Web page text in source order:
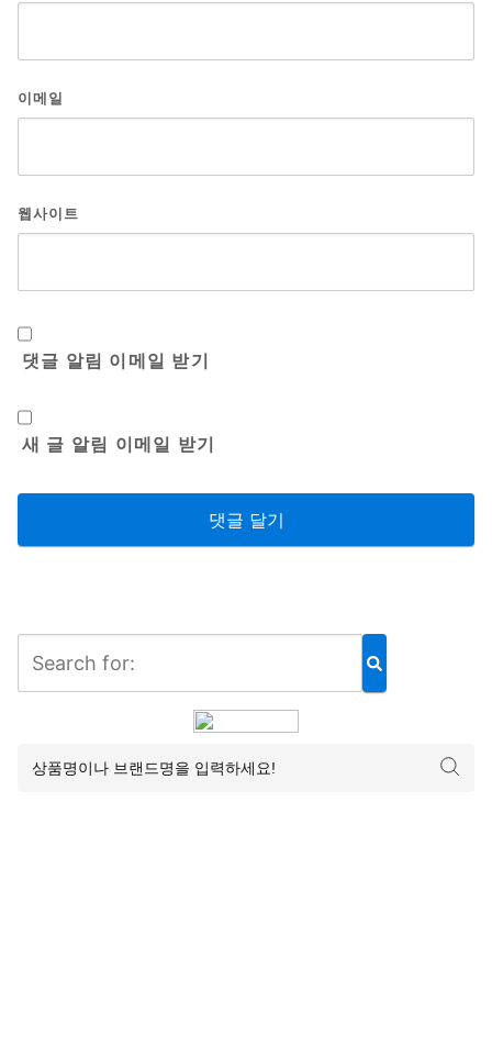
이메일
웹사이트
댓글 알림 이메일 받기
새 글 알림 이메일 받기